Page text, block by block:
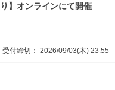
】オンラインにて開催
受付締切： 2026/09/03(木) 23:55